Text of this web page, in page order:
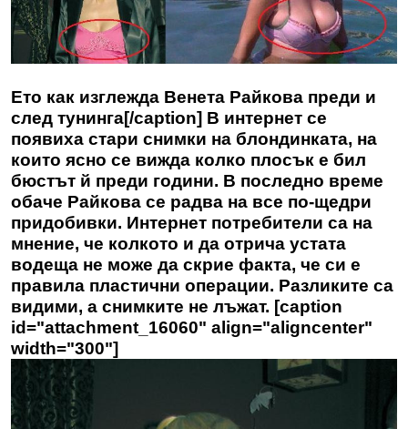
Ето как изглежда Венета Райкова преди и
след тунинга[/caption] В интернет се
появиха стари снимки на блондинката, на
които ясно се вижда колко плосък е бил
бюстът й преди години. В последно време
обаче Райкова се радва на все по-щедри
придобивки. Интернет потребители са на
мнение, че колкото и да отрича устата
водеща не може да скрие факта, че си е
правила пластични операции. Разликите са
видими, а снимките не лъжат. [caption
id="attachment_16060" align="aligncenter"
width="300"]